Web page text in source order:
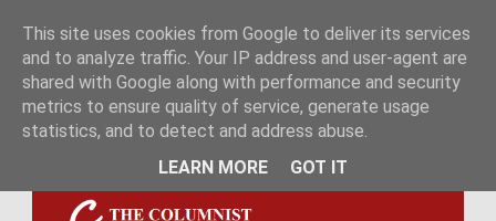
This site uses cookies from Google to deliver its services
and to analyze traffic. Your IP address and user-agent are
shared with Google along with performance and security
metrics to ensure quality of service, generate usage
statistics, and to detect and address abuse.
LEARN MORE
GOT IT